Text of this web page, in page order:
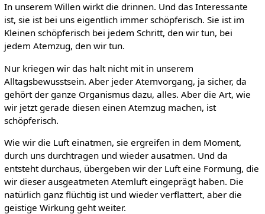
In unserem Willen wirkt die drinnen. Und das Interessante
ist, sie ist bei uns eigentlich immer schöpferisch. Sie ist im
Kleinen schöpferisch bei jedem Schritt, den wir tun, bei
jedem Atemzug, den wir tun.
Nur kriegen wir das halt nicht mit in unserem
Alltagsbewusstsein. Aber jeder Atemvorgang, ja sicher, da
gehört der ganze Organismus dazu, alles. Aber die Art, wie
wir jetzt gerade diesen einen Atemzug machen, ist
schöpferisch.
Wie wir die Luft einatmen, sie ergreifen in dem Moment,
durch uns durchtragen und wieder ausatmen. Und da
entsteht durchaus, übergeben wir der Luft eine Formung, die
wir dieser ausgeatmeten Atemluft eingeprägt haben. Die
natürlich ganz flüchtig ist und wieder verflattert, aber die
geistige Wirkung geht weiter.